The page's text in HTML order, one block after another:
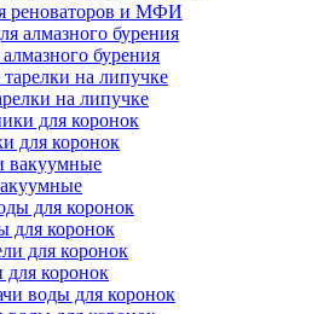
реноваторов и МФИ
бурения
на липучке
для коронок
для коронок
для коронок